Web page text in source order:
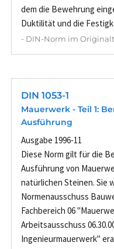
dem die Bewehrung
Duktilität und die
- DIN-Norm im
DIN 1053-1
Mauerwerk - Teil 1:
Ausführung
Ausgabe 1996-11
Diese Norm gilt für die
Ausführung von
natürlichen Steinen. Sie
Normenausschuss
Fachbereich 06
Arbeitsausschuss
Ingenieurmauerwerk"